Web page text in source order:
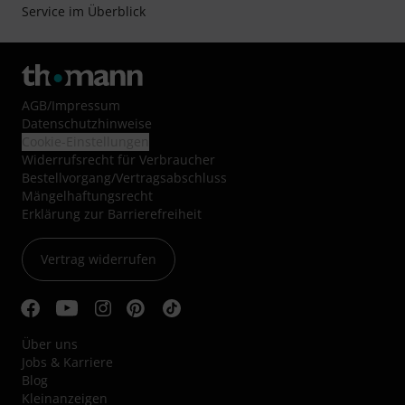
Service im Überblick
AGB/Impressum
Datenschutzhinweise
Widerrufsrecht für Verbraucher
Bestellvorgang/Vertragsabschluss
Mängelhaftungsrecht
Erklärung zur Barrierefreiheit
Vertrag widerrufen
Über uns
Jobs & Karriere
Blog
Kleinanzeigen